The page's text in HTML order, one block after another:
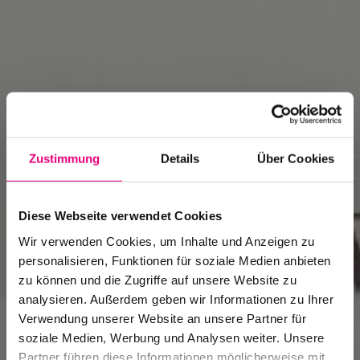
Zustimmung Details Über Cookies
Diese Webseite verwendet Cookies
Wir verwenden Cookies, um Inhalte und Anzeigen zu
personalisieren, Funktionen für soziale Medien anbieten
zu können und die Zugriffe auf unsere Website zu
analysieren. Außerdem geben wir Informationen zu Ihrer
Verwendung unserer Website an unsere Partner für
soziale Medien, Werbung und Analysen weiter. Unsere
Partner führen diese Informationen möglicherweise mit